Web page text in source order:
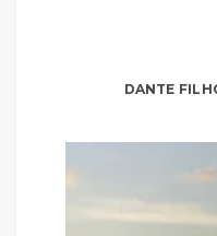
DANTE